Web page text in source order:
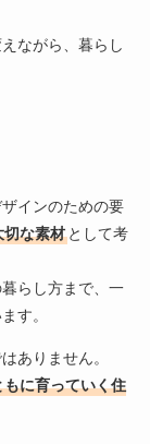
ながら、暮らし
インのための要
切な素材として考
らし方まで、一
す。
ありません。
に育っていく住